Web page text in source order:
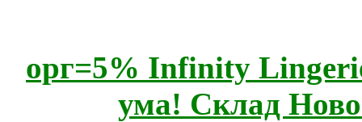
орг=5% Infinity
ума! Склад